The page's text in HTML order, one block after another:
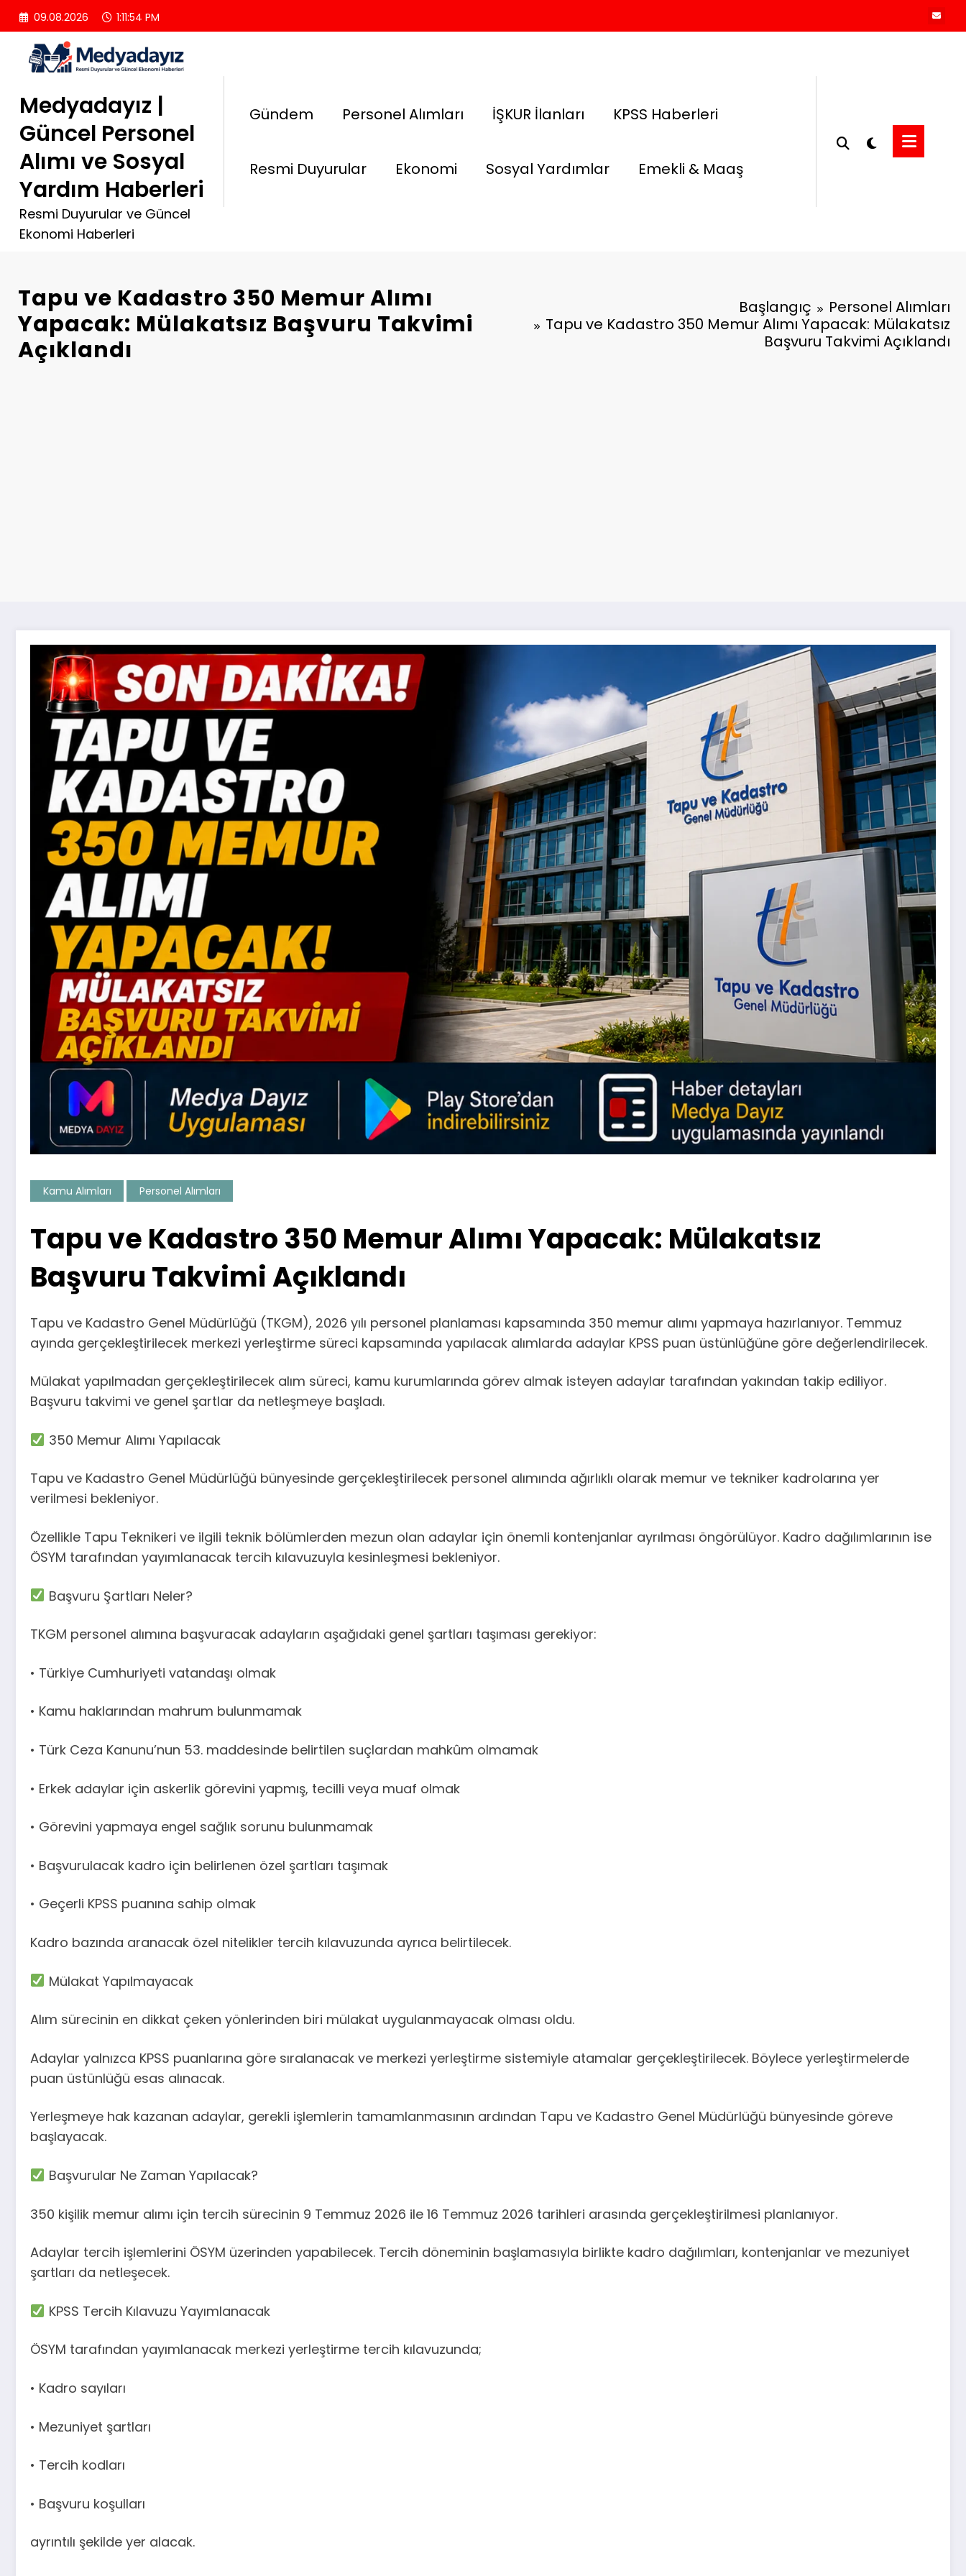
İçeriğe
atla
09.08.2026 1:11:55 PM
Medyadayız |
Güncel Personel
Alımı ve Sosyal
Yardım Haberleri
Resmi Duyurular ve Güncel
Ekonomi Haberleri
Gündem Personel Alımları İŞKUR İlanları KPSS Haberleri
Resmi Duyurular Ekonomi Sosyal Yardımlar Emekli & Maaş
Tapu ve Kadastro 350 Memur Alımı
Yapacak: Mülakatsız Başvuru Takvimi
Açıklandı
Başlangıç
Personel Alımları
Tapu ve Kadastro 350 Memur Alımı Yapacak: Mülakatsız
Başvuru Takvimi Açıklandı
Kamu Alımları Personel Alımları
Tapu ve Kadastro 350 Memur Alımı Yapacak: Mülakatsız
Başvuru Takvimi Açıklandı
Tapu ve Kadastro Genel Müdürlüğü (TKGM), 2026 yılı personel planlaması kapsamında 350 memur alımı yapmaya hazırlanıyor. Temmuz
ayında gerçekleştirilecek merkezi yerleştirme süreci kapsamında yapılacak alımlarda adaylar KPSS puan üstünlüğüne göre değerlendirilecek.
Mülakat yapılmadan gerçekleştirilecek alım süreci, kamu kurumlarında görev almak isteyen adaylar tarafından yakından takip ediliyor.
Başvuru takvimi ve genel şartlar da netleşmeye başladı.
350 Memur Alımı Yapılacak
Tapu ve Kadastro Genel Müdürlüğü bünyesinde gerçekleştirilecek personel alımında ağırlıklı olarak memur ve tekniker kadrolarına yer
verilmesi bekleniyor.
Özellikle Tapu Teknikeri ve ilgili teknik bölümlerden mezun olan adaylar için önemli kontenjanlar ayrılması öngörülüyor. Kadro dağılımlarının ise
ÖSYM tarafından yayımlanacak tercih kılavuzuyla kesinleşmesi bekleniyor.
Başvuru Şartları Neler?
TKGM personel alımına başvuracak adayların aşağıdaki genel şartları taşıması gerekiyor:
• Türkiye Cumhuriyeti vatandaşı olmak
• Kamu haklarından mahrum bulunmamak
• Türk Ceza Kanunu’nun 53. maddesinde belirtilen suçlardan mahkûm olmamak
• Erkek adaylar için askerlik görevini yapmış, tecilli veya muaf olmak
• Görevini yapmaya engel sağlık sorunu bulunmamak
• Başvurulacak kadro için belirlenen özel şartları taşımak
• Geçerli KPSS puanına sahip olmak
Kadro bazında aranacak özel nitelikler tercih kılavuzunda ayrıca belirtilecek.
Mülakat Yapılmayacak
Alım sürecinin en dikkat çeken yönlerinden biri mülakat uygulanmayacak olması oldu.
Adaylar yalnızca KPSS puanlarına göre sıralanacak ve merkezi yerleştirme sistemiyle atamalar gerçekleştirilecek. Böylece yerleştirmelerde
puan üstünlüğü esas alınacak.
Yerleşmeye hak kazanan adaylar, gerekli işlemlerin tamamlanmasının ardından Tapu ve Kadastro Genel Müdürlüğü bünyesinde göreve
başlayacak.
Başvurular Ne Zaman Yapılacak?
350 kişilik memur alımı için tercih sürecinin 9 Temmuz 2026 ile 16 Temmuz 2026 tarihleri arasında gerçekleştirilmesi planlanıyor.
Adaylar tercih işlemlerini ÖSYM üzerinden yapabilecek. Tercih döneminin başlamasıyla birlikte kadro dağılımları, kontenjanlar ve mezuniyet
şartları da netleşecek.
KPSS Tercih Kılavuzu Yayımlanacak
ÖSYM tarafından yayımlanacak merkezi yerleştirme tercih kılavuzunda;
• Kadro sayıları
• Mezuniyet şartları
• Tercih kodları
• Başvuru koşulları
ayrıntılı şekilde yer alacak.